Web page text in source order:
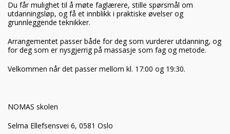
Du får mulighet til å møte faglærere, stille spørsmål om
utdanningsløp, og få et innblikk i praktiske øvelser og
grunnleggende teknikker.
Arrangementet passer både for deg som vurderer utdanning, og
for deg som er nysgjerrig på massasje som fag og metode.
Velkommen når det passer mellom kl. 17:00 og 19:30.
NOMAS skolen
Selma Ellefsensvei 6, 0581 Oslo